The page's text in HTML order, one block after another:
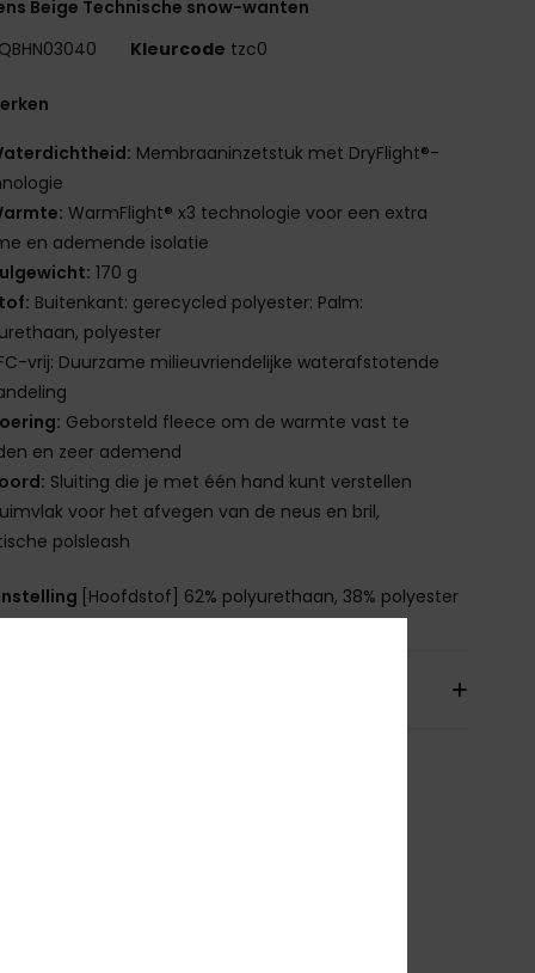
Beige Technische snow-wanten
Kleurcode tzc0
Membraaninzetstuk met DryFlight®-
WarmFlight® x3 technologie voor een extra
en ademende isolatie
170 g
Buitenkant: gerecycled polyester: Palm:
polyester
vrij: Duurzame milieuvriendelijke waterafstotende
Geborsteld fleece om de warmte vast te
en zeer ademend
Sluiting die je met één hand kunt verstellen
voor het afvegen van de neus en bril,
polsleash
[Hoofdstof] 62% polyurethaan, 38% polyester